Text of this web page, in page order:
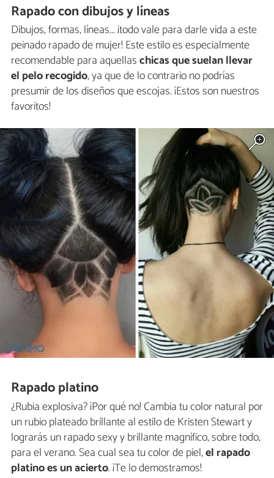
Rapado con dibujos y líneas
Dibujos, formas, líneas... ¡todo vale para darle vida a este
peinado rapado de mujer! Este estilo es especialmente
recomendable para aquellaschicas que suelan llevar
el pelo recogido, ya que de lo contrario no podrías
presumir de los diseños que escojas. ¡Estos son nuestros
favoritos!
Rapado platino
¿Rubia explosiva? ¡Por qué no! Cambia tu color natural por
un rubio plateado brillante al estilo de Kristen Stewart y
lograrás un rapado sexy y brillante magnífico, sobre todo,
para el verano. Sea cual sea tu color de piel,el rapado
platino es un acierto. ¡Te lo demostramos!